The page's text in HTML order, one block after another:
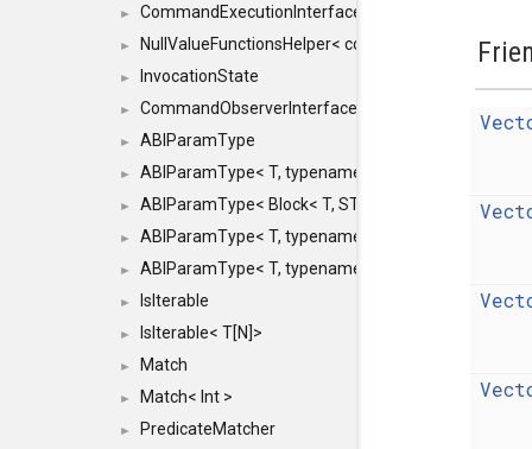
► CommandExecutionInterface
► NullValueFunctionsHelper< const Result<
► InvocationState
► CommandObserverInterface
► ABIParamType
► ABIParamType< T, typename std::enable_if<
► ABIParamType< Block< T, STRIDED, MOVE > >
► ABIParamType< T, typename std::enable_if<
► ABIParamType< T, typename std::enable_if<
► IsIterable
► IsIterable< T[N]>
► Match
► Match< Int >
► PredicateMatcher